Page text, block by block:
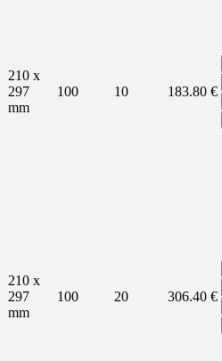
210 x
297
mm
100 10 183.80 €
210 x
297
mm
100 20 306.40 €